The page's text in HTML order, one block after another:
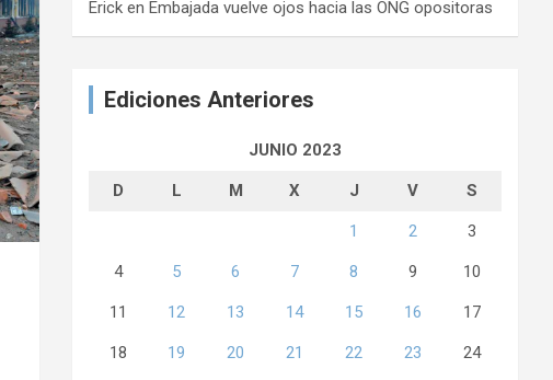
Erick en Embajada vuelve ojos hacia las ONG opositoras
Ediciones Anteriores
JUNIO 2023
D L M X J V S
1 2 3
4 5 6 7 8 9 10
11 12 13 14 15 16 17
18 19 20 21 22 23 24